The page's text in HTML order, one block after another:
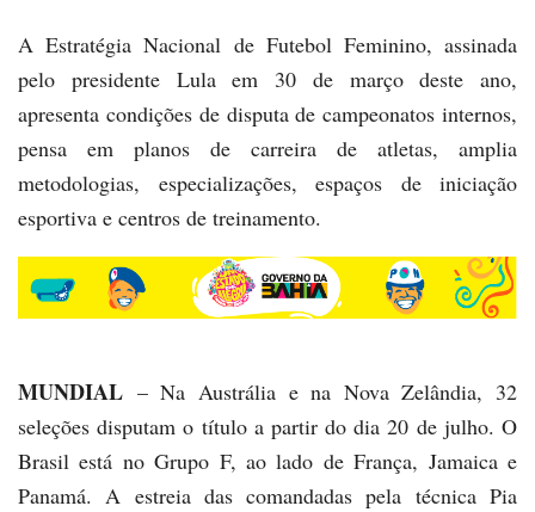
A Estratégia Nacional de Futebol Feminino, assinada
pelo presidente Lula em 30 de março deste ano,
apresenta condições de disputa de campeonatos internos,
pensa em planos de carreira de atletas, amplia
metodologias, especializações, espaços de iniciação
esportiva e centros de treinamento.
MUNDIAL – Na Austrália e na Nova Zelândia, 32
seleções disputam o título a partir do dia 20 de julho. O
Brasil está no Grupo F, ao lado de França, Jamaica e
Panamá. A estreia das comandadas pela técnica Pia